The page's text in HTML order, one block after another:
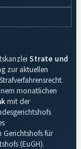
Strate und
zur aktuellen
monatlichen
mit der
Gerichtshofs für
(EuGH).